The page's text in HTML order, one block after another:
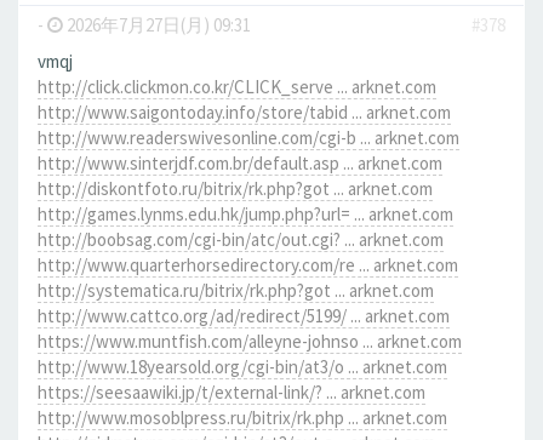
- 2026年7月27日(月) 09:31
#378
vmqj
http://click.clickmon.co.kr/CLICK_serve ... arknet.com
http://www.saigontoday.info/store/tabid ... arknet.com
http://www.readerswivesonline.com/cgi-b ... arknet.com
http://www.sinterjdf.com.br/default.asp ... arknet.com
http://diskontfoto.ru/bitrix/rk.php?got ... arknet.com
http://games.lynms.edu.hk/jump.php?url= ... arknet.com
http://boobsag.com/cgi-bin/atc/out.cgi? ... arknet.com
http://www.quarterhorsedirectory.com/re ... arknet.com
http://systematica.ru/bitrix/rk.php?got ... arknet.com
http://www.cattco.org/ad/redirect/5199/ ... arknet.com
https://www.muntfish.com/alleyne-johnso ... arknet.com
http://www.18yearsold.org/cgi-bin/at3/o ... arknet.com
https://seesaawiki.jp/t/external-link/? ... arknet.com
http://www.mosoblpress.ru/bitrix/rk.php ... arknet.com